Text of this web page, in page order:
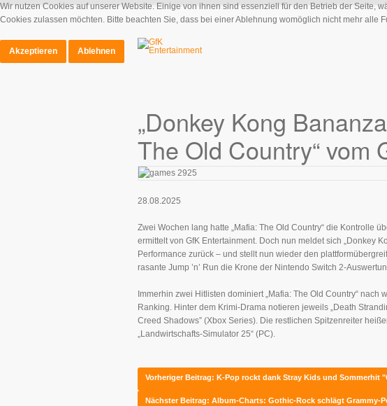
„Donkey Kong
The Old Country“ vom
28.08.2025
Zwei Wochen lang hatte „Mafia: The Old Country“ die Kontrolle
ermittelt von GfK Entertainment. Doch nun meldet sich „Donkey
Performance zurück – und stellt nun wieder den
rasante Jump ’n’ Run die Krone der Nintendo Switch 2-
Immerhin zwei Hitlisten dominiert „Mafia: The Old Country“ nach
Ranking. Hinter dem Krimi-Drama notieren jeweils „Death
Creed Shadows” (Xbox Series). Die restlichen Spitzenreiter
„Landwirtschafts-Simulator 25“ (PC).
Vorheriger Beitrag: K-Pop rockt dank Stray Kids und Sommerhit
Nächster Beitrag: Album-Charts: Gothic-Rock schlägt Grammy-
Wir nutzen Cookies auf unserer Website. Einige von ihnen sind essenziell für den Betrieb der
Cookies zulassen möchten. Bitte beachten Sie, dass bei einer Ablehnung womöglich nicht mehr alle
Akzeptieren
Ablehnen